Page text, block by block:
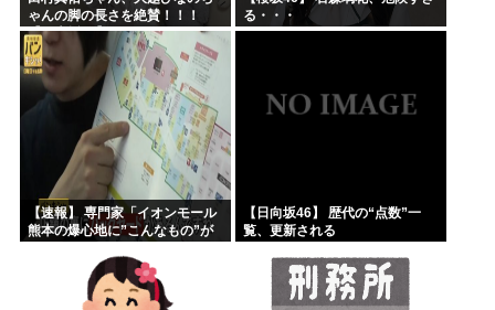
ゃんの脚の長さを絶賛！！！
【乃木坂46】
る・・・
【速報】 専門家「イオンモール
熊本の爆心地に”こんなもの”が
【日向坂46】 歴代の“点数”一
覧、更新される